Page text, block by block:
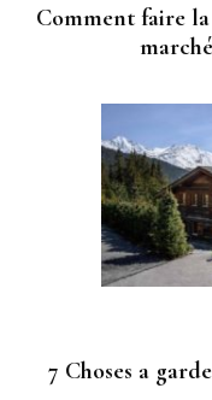
Comment faire
7 Choses a